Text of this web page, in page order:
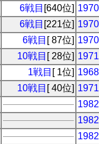
6戦目 [640位]
6戦目 [221位]
6戦目 [ 87位]
10戦目 [ 28位]
1戦目 [ 1位]
10戦目 [ 40位]